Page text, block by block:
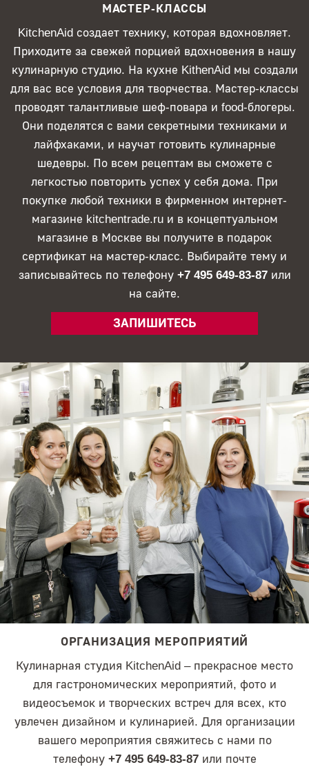
МАСТЕР-КЛАССЫ
KitchenAid создает технику, которая вдохновляет.
Приходите за свежей порцией вдохновения в нашу
кулинарную студию. На кухне KithenAid мы создали
для вас все условия для творчества. Мастер-классы
проводят талантливые шеф-повара и food-блогеры.
Они поделятся с вами секретными техниками и
лайфхаками, и научат готовить кулинарные
шедевры. По всем рецептам вы сможете с
легкостью повторить успех у себя дома. При
покупке любой техники в фирменном интернет-
магазине kitchentrade.ru и в концептуальном
магазине в Москве вы получите в подарок
сертификат на мастер-класс. Выбирайте тему и
записывайтесь по телефону +7 495 649-83-87или
на сайте.
ЗАПИШИТЕСЬ
ОРГАНИЗАЦИЯ МЕРОПРИЯТИЙ
Кулинарная студия KitchenAid – прекрасное место
для гастрономических мероприятий, фото и
видеосъемок и творческих встреч для всех, кто
увлечен дизайном и кулинарией. Для организации
вашего мероприятия свяжитесь с нами по
телефону +7 495 649-83-87или почте